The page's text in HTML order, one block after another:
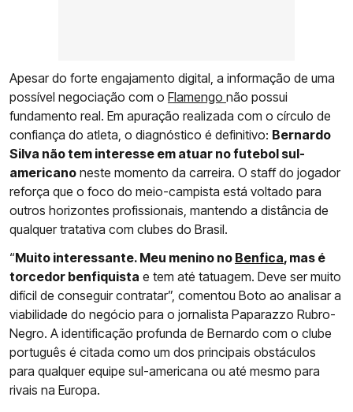
Apesar do forte engajamento digital, a informação de uma
possível negociação com o Flamengo não possui
fundamento real. Em apuração realizada com o círculo de
confiança do atleta, o diagnóstico é definitivo: Bernardo
Silva não tem interesse em atuar no futebol sul-
americano neste momento da carreira. O staff do jogador
reforça que o foco do meio-campista está voltado para
outros horizontes profissionais, mantendo a distância de
qualquer tratativa com clubes do Brasil.
“Muito interessante. Meu menino no Benfica, mas é
torcedor benfiquista e tem até tatuagem. Deve ser muito
difícil de conseguir contratar”, comentou Boto ao analisar a
viabilidade do negócio para o jornalista Paparazzo Rubro-
Negro. A identificação profunda de Bernardo com o clube
português é citada como um dos principais obstáculos
para qualquer equipe sul-americana ou até mesmo para
rivais na Europa.